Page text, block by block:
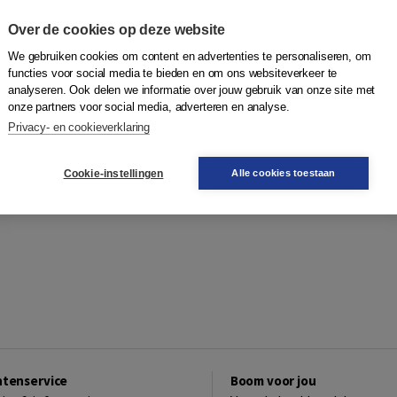
Boom voor jou
Over de cookies op deze website
We gebruiken cookies om content en advertenties te personaliseren, om
functies voor social media te bieden en om ons websiteverkeer te
analyseren. Ook delen we informatie over jouw gebruik van onze site met
onze partners voor social media, adverteren en analyse.
Privacy- en cookieverklaring
Cookie-instellingen Alle cookies toestaan